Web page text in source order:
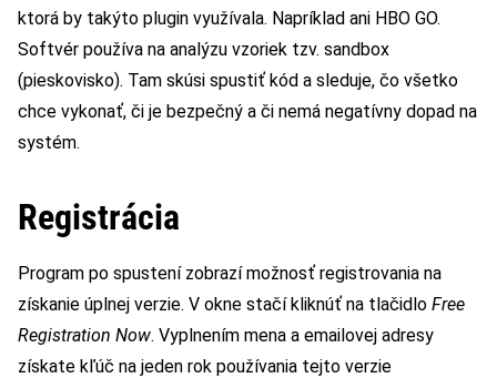
ktorá by takýto plugin využívala. Napríklad ani HBO GO.
Softvér používa na analýzu vzoriek tzv. sandbox
(pieskovisko). Tam skúsi spustiť kód a sleduje, čo všetko
chce vykonať, či je bezpečný a či nemá negatívny dopad na
systém.
Registrácia
Program po spustení zobrazí možnosť registrovania na
získanie úplnej verzie. V okne stačí kliknúť na tlačidlo Free
Registration Now. Vyplnením mena a emailovej adresy
získate kľúč na jeden rok používania tejto verzie